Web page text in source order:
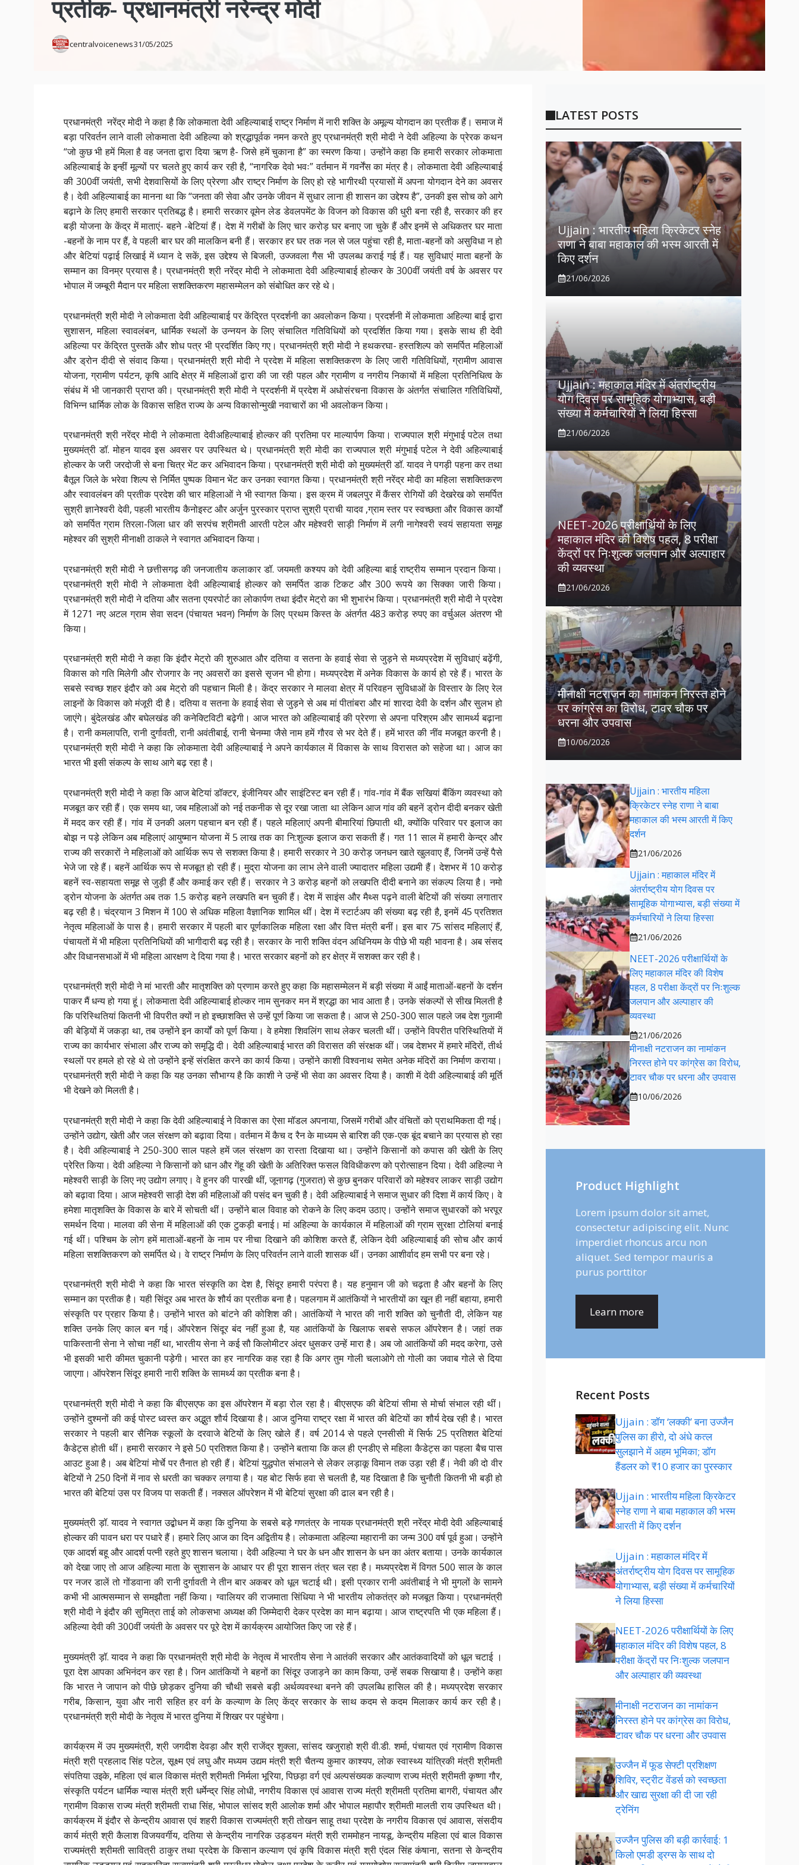
प्रतीक- प्रधानमंत्री नरेन्द्र मोदी
centralvoicenews31/05/2025
प्रधानमंत्री नरेंद्र मोदी ने कहा है कि लोकमाता देवी अहिल्याबाई राष्ट्र निर्माण में नारी शक्ति के अमूल्य योगदान का प्रतीक हैं। समाज में
बड़ा परिवर्तन लाने वाली लोकमाता देवी अहिल्या को श्रद्धापूर्वक नमन करते हुए प्रधानमंत्री श्री मोदी ने देवी अहिल्या के प्रेरक कथन
“जो कुछ भी हमें मिला है वह जनता द्वारा दिया ऋण है- जिसे हमें चुकाना है” का स्मरण किया। उन्होंने कहा कि हमारी सरकार लोकमाता
अहिल्याबाई के इन्हीं मूल्यों पर चलते हुए कार्य कर रही है, “नागरिक देवो भवः” वर्तमानमें गवर्नेंस का मंत्र है। लोकमाता देवी अहिल्याबाई
की 300वीं जयंती, सभी देशवासियों के लिए प्रेरणा और राष्ट्र निर्माण के लिए हो रहे भागीरथी प्रयासों में अपना योगदान देने का अवसर
है। देवी अहिल्याबाई का मानना था कि “जनता की सेवा और उनके जीवन में सुधार लाना ही शासन का उद्देश्य है”, उनकी इस सोच को आगे
बढ़ाने के लिए हमारी सरकार प्रतिबद्ध है। हमारी सरकार वूमेन लेड डेवलपमेंट के विजन को विकास की धुरी बना रही है, सरकार की हर
बड़ी योजना के केंद्र में माताएं- बहने -बेटियां हैं। देश में गरीबों के लिए चार करोड़ घर बनाए जा चुके हैं और इनमें से अधिकतर घर माता
-बहनों के नाम पर हैं, वे पहली बार घर की मालकिन बनी हैं। सरकार हर घर तक नल से जल पहुंचा रही है, माता-बहनों को असुविधा न हो
और बेटियां पढ़ाई लिखाई में ध्यान दे सकें, इस उद्देश्य से बिजली, उज्जवला गैस भी उपलब्ध कराई गई हैं। यह सुविधाएं माता बहनों के
सम्मान का विनम्र प्रयास है। प्रधानमंत्री श्री नरेंद्र मोदी ने लोकमाता देवी अहिल्याबाई होल्कर के 300वीं जयंती वर्ष के अवसर पर
भोपाल में जम्बूरी मैदान पर महिला सशक्तिकरण महासम्मेलन को संबोधित कर रहे थे।
प्रधानमंत्री श्री मोदी ने लोकमाता देवी अहिल्याबाई पर केंद्रित प्रदर्शनी का अवलोकन किया। प्रदर्शनी में लोकमाता अहिल्या बाई द्वारा
सुशासन, महिला स्वावलंबन, धार्मिक स्थलों के उन्नयन के लिए संचालित गतिविधियों को प्रदर्शित किया गया। इसके साथ ही देवी
अहिल्या पर केंद्रित पुस्तकें और शोध पत्र भी प्रदर्शित किए गए। प्रधानमंत्री श्री मोदी ने हथकरघा- हस्तशिल्प को समर्पित महिलाओं
और ड्रोन दीदी से संवाद किया। प्रधानमंत्री श्री मोदी ने प्रदेश में महिला सशक्तिकरण के लिए जारी गतिविधियों, ग्रामीण आवास
योजना, ग्रामीण पर्यटन, कृषि आदि क्षेत्र में महिलाओं द्वारा की जा रही पहल और ग्रामीण व नगरीय निकायों में महिला प्रतिनिधित्व के
संबंध में भी जानकारी प्राप्त की। प्रधानमंत्री श्री मोदी ने प्रदर्शनी में प्रदेश में अधोसंरचना विकास के अंतर्गत संचालित गतिविधियों,
विभिन्न धार्मिक लोक के विकास सहित राज्य के अन्य विकासोन्मुखी नवाचारों का भी अवलोकन किया।
प्रधानमंत्री श्री नरेंद्र मोदी ने लोकमाता देवीअहिल्याबाई होल्कर की प्रतिमा पर माल्यार्पण किया। राज्यपाल श्री मंगुभाई पटेल तथा
मुख्यमंत्री डॉ. मोहन यादव इस अवसर पर उपस्थित थे। प्रधानमंत्री श्री मोदी का राज्यपाल श्री मंगुभाई पटेल ने देवी अहिल्याबाई
होल्कर के जरी जरदोजी से बना चित्र भेंट कर अभिवादन किया। प्रधानमंत्री श्री मोदी को मुख्यमंत्री डॉ. यादव ने पगड़ी पहना कर तथा
बैतूल जिले के भरेवा शिल्प से निर्मित पुष्पक विमान भेंट कर उनका स्वागत किया। प्रधानमंत्री श्री नरेंद्र मोदी का महिला सशक्तिकरण
और स्वावलंबन की प्रतीक प्रदेश की चार महिलाओं ने भी स्वागत किया। इस क्रम में जबलपुर में कैंसर रोगियों की देखरेख को समर्पित
सुश्री ज्ञानेश्वरी देवी, पहली भारतीय कैनोइस्ट और अर्जुन पुरस्कार प्राप्त सुश्री प्राची यादव ,ग्राम स्तर पर स्वच्छता और विकास कार्यों
को समर्पित ग्राम तिरला-जिला धार की सरपंच श्रीमती आरती पटेल और महेश्वरी साड़ी निर्माण में लगी नागेश्वरी स्वयं सहायता समूह
महेश्वर की सुश्री मीनाक्षी ठाकले ने स्वागत अभिवादन किया।
प्रधानमंत्री श्री मोदी ने छत्तीसगढ़ की जनजातीय कलाकार डॉ. जयमती कश्यप को देवी अहिल्या बाई राष्ट्रीय सम्मान प्रदान किया।
प्रधानमंत्री श्री मोदी ने लोकमाता देवी अहिल्याबाई होल्कर को समर्पित डाक टिकट और 300 रूपये का सिक्का जारी किया।
प्रधानमंत्री श्री मोदी ने दतिया और सतना एयरपोर्ट का लोकार्पण तथा इंदौर मेट्रो का भी शुभारंभ किया। प्रधानमंत्री श्री मोदी ने प्रदेश
में 1271 नए अटल ग्राम सेवा सदन (पंचायत भवन) निर्माण के लिए प्रथम किस्त के अंतर्गत 483 करोड़ रुपए का वर्चुअल अंतरण भी
किया।
प्रधानमंत्री श्री मोदी ने कहा कि इंदौर मेट्रो की शुरुआत और दतिया व सतना के हवाई सेवा से जुड़ने से मध्यप्रदेश में सुविधाएं बढ़ेंगी,
विकास को गति मिलेगी और रोजगार के नए अवसरों का इससे सृजन भी होगा। मध्यप्रदेश में अनेक विकास के कार्य हो रहे हैं। भारत के
सबसे स्वच्छ शहर इंदौर को अब मेट्रो की पहचान मिली है। केंद्र सरकार ने मालवा क्षेत्र में परिवहन सुविधाओं के विस्तार के लिए रेल
लाइनों के विकास को मंजूरी दी है। दतिया व सतना के हवाई सेवा से जुड़ने से अब मां पीतांबरा और मां शारदा देवी के दर्शन और सुलभ हो
जाएंगे। बुंदेलखंड और बघेलखंड की कनेक्टिविटी बढ़ेगी। आज भारत को अहिल्याबाई की प्रेरणा से अपना परिश्रम और सामर्थ्य बढ़ाना
है। रानी कमलापति, रानी दुर्गावती, रानी अवंतीबाई, रानी चेनम्मा जैसे नाम हमें गौरव से भर देते हैं। हमें भारत की नींव मजबूत करनी है।
प्रधानमंत्री श्री मोदी ने कहा कि लोकमाता देवी अहिल्याबाई ने अपने कार्यकाल में विकास के साथ विरासत को सहेजा था। आज का
भारत भी इसी संकल्प के साथ आगे बढ़ रहा है।
प्रधानमंत्री श्री मोदी ने कहा कि आज बेटियां डॉक्टर, इंजीनियर और साइंटिस्ट बन रही हैं। गांव-गांव में बैंक सखियां बैंकिंग व्यवस्था को
मजबूत कर रही हैं। एक समय था, जब महिलाओं को नई तकनीक से दूर रखा जाता था लेकिन आज गांव की बहनें ड्रोन दीदी बनकर खेती
में मदद कर रही हैं। गांव में उनकी अलग पहचान बन रही हैं। पहले महिलाएं अपनी बीमारियां छिपाती थी, क्योंकि परिवार पर इलाज का
बोझ न पड़े लेकिन अब महिलाएं आयुष्मान योजना में 5 लाख तक का नि:शुल्क इलाज करा सकती हैं। गत 11 साल में हमारी केन्द्र और
राज्य की सरकारों ने महिलाओं को आर्थिक रूप से सशक्त किया है। हमारी सरकार ने 30 करोड़ जनधन खाते खुलवाए हैं, जिनमें उन्हें पैसे
भेजे जा रहे हैं। बहनें आर्थिक रूप से मजबूत हो रही हैं। मुद्रा योजना का लाभ लेने वाली ज्यादातर महिला उद्यमी हैं। देशभर में 10 करोड़
बहनें स्व-सहायता समूह से जुड़ी हैं और कमाई कर रही हैं। सरकार ने 3 करोड़ बहनों को लखपति दीदी बनाने का संकल्प लिया है। नमो
ड्रोन योजना के अंतर्गत अब तक 1.5 करोड़ बहने लखपति बन चुकी हैं। देश में साइंस और मैथ्स पढ़ने वाली बेटियों की संख्या लगातार
बढ़ रही है। चंद्रयान 3 मिशन में 100 से अधिक महिला वैज्ञानिक शामिल थीं। देश में स्टार्टअप की संख्या बढ़ रही है, इनमें 45 प्रतिशत
नेतृत्व महिलाओं के पास है। हमारी सरकार में पहली बार पूर्णकालिक महिला रक्षा और वित्त मंत्री बनीं। इस बार 75 सांसद महिलाएं हैं,
पंचायतों में भी महिला प्रतिनिधियों की भागीदारी बढ़ रही है। सरकार के नारी शक्ति वंदन अधिनियम के पीछे भी यही भावना है। अब संसद
और विधानसभाओं में भी महिला आरक्षण दे दिया गया है। भारत सरकार बहनों को हर क्षेत्र में सशक्त कर रही है।
प्रधानमंत्री श्री मोदी ने मां भारती और मातृशक्ति को प्रणाम करते हुए कहा कि महासम्मेलन में बड़ी संख्या में आईं माताओं-बहनों के दर्शन
पाकर मैं धन्य हो गया हूं। लोकमाता देवी अहिल्याबाई होल्कर नाम सुनकर मन में श्रद्धा का भाव आता है। उनके संकल्पों से सीख मिलती है
कि परिस्थितियां कितनी भी विपरीत क्यों न हो इच्छाशक्ति से उन्हें पूर्ण किया जा सकता है। आज से 250-300 साल पहले जब देश गुलामी
की बेड़ियों में जकड़ा था, तब उन्होंने इन कार्यों को पूर्ण किया। वे हमेशा शिवलिंग साथ लेकर चलती थीं। उन्होंने विपरीत परिस्थितियों में
राज्य का कार्यभार संभाला और राज्य को समृद्धि दी। देवी अहिल्याबाई भारत की विरासत की संरक्षक थीं। जब देशभर में हमारे मंदिरों, तीर्थ
स्थलों पर हमले हो रहे थे तो उन्होंने इन्हें संरक्षित करने का कार्य किया। उन्होंने काशी विश्वनाथ समेत अनेक मंदिरों का निर्माण कराया।
प्रधामनंत्री श्री मोदी ने कहा कि यह उनका सौभाग्य है कि काशी ने उन्हें भी सेवा का अवसर दिया है। काशी में देवी अहिल्याबाई की मूर्ति
भी देखने को मिलती है।
प्रधानमंत्री श्री मोदी ने कहा कि देवी अहिल्याबाई ने विकास का ऐसा मॉडल अपनाया, जिसमें गरीबों और वंचितों को प्राथमिकता दी गई।
उन्होंने उद्योग, खेती और जल संरक्षण को बढ़ावा दिया। वर्तमान में कैच द रैन के माध्यम से बारिश की एक-एक बूंद बचाने का प्रयास हो रहा
है। देवी अहिल्याबाई ने 250-300 साल पहले हमें जल संरक्षण का रास्ता दिखाया था। उन्होंने किसानों को कपास की खेती के लिए
प्रेरित किया। देवी अहिल्या ने किसानों को धान और गेंहू की खेती के अतिरिक्त फसल विविधीकरण को प्रोत्साहन दिया। देवी अहिल्या ने
महेश्वरी साड़ी के लिए नए उद्योग लगाए। वे हुनर की पारखी थीं, जूनागढ़ (गुजरात) से कुछ बुनकर परिवारों को महेश्वर लाकर साड़ी उद्योग
को बढ़ावा दिया। आज महेश्वरी साड़ी देश की महिलाओं की पसंद बन चुकी है। देवी अहिल्याबाई ने समाज सुधार की दिशा में कार्य किए। वे
हमेशा मातृशक्ति के विकास के बारे में सोचती थीं। उन्होंने बाल विवाह को रोकने के लिए कदम उठाए। उन्होंने समाज सुधारकों को भरपूर
समर्थन दिया। मालवा की सेना में महिलाओं की एक टुकड़ी बनाई। मां अहिल्या के कार्यकाल में महिलाओं की ग्राम सुरक्षा टोलियां बनाई
गई थीं। पश्चिम के लोग हमें माताओं-बहनों के नाम पर नीचा दिखाने की कोशिश करते हैं, लेकिन देवी अहिल्याबाई की सोच और कार्य
महिला सशक्तिकरण को समर्पित थे। वे राष्ट्र निर्माण के लिए परिवर्तन लाने वाली शासक थीं। उनका आशीर्वाद हम सभी पर बना रहे।
प्रधानमंत्री श्री मोदी ने कहा कि भारत संस्कृति का देश है, सिंदूर हमारी परंपरा है। यह हनुमान जी को चढ़ता है और बहनों के लिए
सम्मान का प्रतीक है। यही सिंदूर अब भारत के शौर्य का प्रतीक बना है। पहलगाम में आतंकियों ने भारतीयों का खून ही नहीं बहाया, हमारी
संस्कृति पर प्रहार किया है। उन्होंने भारत को बांटने की कोशिश की। आतंकियों ने भारत की नारी शक्ति को चुनौती दी, लेकिन यह
शक्ति उनके लिए काल बन गई। ऑपरेशन सिंदूर बंद नहीं हुआ है, यह आतंकियों के खिलाफ सबसे सफल ऑपरेशन है। जहां तक
पाकिस्तानी सेना ने सोचा नहीं था, भारतीय सेना ने कई सौ किलोमीटर अंदर धुसकर उन्हें मारा है। अब जो आतंकियों की मदद करेगा, उसे
भी इसकी भारी कीमत चुकानी पड़ेगी। भारत का हर नागरिक कह रहा है कि अगर तुम गोली चलाओगे तो गोली का जवाब गोले से दिया
जाएगा। ऑपरेशन सिंदूर हमारी नारी शक्ति के सामर्थ्य का प्रतीक बना है।
प्रधानमंत्री श्री मोदी ने कहा कि बीएसएफ का इस ऑपरेशन में बड़ा रोल रहा है। बीएसएफ की बेटियां सीमा से मोर्चा संभाल रही थीं।
उन्होंने दुश्मनों की कई पोस्ट ध्वस्त कर अद्भुत शौर्य दिखाया है। आज दुनिया राष्ट्र रक्षा में भारत की बेटियों का शौर्य देख रही है। भारत
सरकार ने पहली बार सैनिक स्कूलों के दरवाजे बेटियों के लिए खोले हैं। वर्ष 2014 से पहले एनसीसी में सिर्फ 25 प्रतिशत बेटियां
कैडेट्स होती थीं। हमारी सरकार ने इसे 50 प्रतिशत किया है। उन्होंने बताया कि कल ही एनडीए से महिला कैडेट्स का पहला बैच पास
आउट हुआ है। अब बेटियां मोर्चे पर तैनात हो रही हैं। बेटियां युद्धपोत संभालने से लेकर लड़ाकू विमान तक उड़ा रही हैं। नेवी की दो वीर
बेटियों ने 250 दिनों में नाव से धरती का चक्कर लगाया है। यह बोट सिर्फ हवा से चलती है, यह दिखाता है कि चुनौती कितनी भी बड़ी हो
भारत की बेटियां उस पर विजय पा सकती हैं। नक्सल ऑपरेशन में भी बेटियां सुरक्षा की ढाल बन रही है।
मुख्यमंत्री ड़ॉ. यादव ने स्वागत उद्बोधन में कहा कि दुनिया के सबसे बड़े गणतंत्र के नायक प्रधानमंत्री श्री नरेंद्र मोदी देवी अहिल्याबाई
होल्कर की पावन धरा पर पधारे हैं। हमारे लिए आज का दिन अद्वितीय है। लोकमाता अहिल्या महारानी का जन्म 300 वर्ष पूर्व हुआ। उन्होंने
एक आदर्श बहू और आदर्श पत्नी रहते हुए शासन चलाया। देवी अहिल्या ने घर के धन और शासन के धन का अंतर बताया। उनके कार्यकाल
को देखा जाए तो आज अहिल्या माता के सुशासन के आधार पर ही पूरा शासन तंत्र चल रहा है। मध्यप्रदेश में विगत 500 साल के काल
पर नजर डालें तो गोंडवाना की रानी दुर्गावती ने तीन बार अकबर को धूल चटाई थी। इसी प्रकार रानी अवंतीबाई ने भी मुगलों के सामने
कभी भी आत्मसम्मान से समझौता नहीं किया। ग्वालियर की राजमाता सिंधिया ने भी भारतीय लोकतंत्र को मजबूत किया। प्रधानमंत्री
श्री मोदी ने इंदौर की सुमित्रा ताई को लोकसभा अध्यक्ष की जिम्मेदारी देकर प्रदेश का मान बढ़ाया। आज राष्ट्रपति भी एक महिला हैं।
अहिल्या देवी की 300वीं जयंती के अवसर पर पूरे देश में कार्यक्रम आयोजित किए जा रहे हैं।
मुख्यमंत्री ड़ॉ. यादव ने कहा कि प्रधानमंत्री श्री मोदी के नेतृत्व में भारतीय सेना ने आतंकी सरकार और आतंकवादियों को धूल चटाई ।
पूरा देश आपका अभिनंदन कर रहा है। जिन आतंकियों ने बहनों का सिंदूर उजाड़ने का काम किया, उन्हें सबक सिखाया है। उन्होंने कहा
कि भारत ने जापान को पीछे छोड़कर दुनिया की चौथी सबसे बड़ी अर्थव्यवस्था बनने की उपलब्धि हासिल की है। मध्यप्रदेश सरकार
गरीब, किसान, युवा और नारी सहित हर वर्ग के कल्याण के लिए केंद्र सरकार के साथ कदम से कदम मिलाकर कार्य कर रही है।
प्रधानमंत्री श्री मोदी के नेतृत्व में भारत दुनिया में शिखर पर पहुंचेगा।
कार्यक्रम में उप मुख्यमंत्री, श्री जगदीश देवड़ा और श्री राजेंद्र शुक्ला, सांसद खजुराहो श्री वी.डी. शर्मा, पंचायत एवं ग्रामीण विकास
मंत्री श्री प्रहलाद सिंह पटेल, सूक्ष्म एवं लघु और मध्यम उद्यम मंत्री श्री चैतन्य कुमार काश्यप, लोक स्वास्थ्य यांत्रिकी मंत्री श्रीमती
संपतिया उइके, महिला एवं बाल विकास मंत्री श्रीमती निर्मला भूरिया, पिछड़ा वर्ग एवं अल्पसंख्यक कल्याण राज्य मंत्री श्रीमती कृष्णा गौर,
संस्कृति पर्यटन धार्मिक न्यास मंत्री श्री धर्मेन्द्र सिंह लोधी, नगरीय विकास एवं आवास राज्य मंत्री श्रीमती प्रतिमा बागरी, पंचायत और
ग्रामीण विकास राज्य मंत्री श्रीमती राधा सिंह, भोपाल सांसद श्री आलोक शर्मा और भोपाल महापौर श्रीमती मालती राय उपस्थित थी।
कार्यक्रम में इंदौर से केन्द्रीय आवास एवं शहरी विकास राज्यमंत्री श्री तोखन साहू तथा प्रदेश के नगरीय विकास एवं आवास, संसदीय
कार्य मंत्री श्री कैलाश विजयवर्गीय, दतिया से केन्द्रीय नागरिक उड्डयन मंत्री श्री राममोहन नायडू, केन्द्रीय महिला एवं बाल विकास
राज्यमंत्री श्रीमती सावित्री ठाकुर तथा प्रदेश के किसान कल्याण एवं कृषि विकास मंत्री श्री एंदल सिंह कंषाना, सतना से केन्द्रीय
LATEST POSTS
Ujjain : भारतीय महिला क्रिकेटर स्नेह
राणा ने बाबा महाकाल की भस्म आरती में
किए दर्शन
21/06/2026
Ujjain : महाकाल मंदिर में अंतर्राष्ट्रीय
योग दिवस पर सामूहिक योगाभ्यास, बड़ी
संख्या में कर्मचारियों ने लिया हिस्सा
21/06/2026
NEET-2026 परीक्षार्थियों के लिए
महाकाल मंदिर की विशेष पहल, 8 परीक्षा
केंद्रों पर निःशुल्क जलपान और अल्पाहार
की व्यवस्था
21/06/2026
मीनाक्षी नटराजन का नामांकन निरस्त होने
पर कांग्रेस का विरोध, टावर चौक पर
धरना और उपवास
10/06/2026
Ujjain : भारतीय महिला
क्रिकेटर स्नेह राणा ने बाबा
महाकाल की भस्म आरती में किए
दर्शन
21/06/2026
Ujjain : महाकाल मंदिर में
अंतर्राष्ट्रीय योग दिवस पर
सामूहिक योगाभ्यास, बड़ी संख्या में
कर्मचारियों ने लिया हिस्सा
21/06/2026
NEET-2026 परीक्षार्थियों के
लिए महाकाल मंदिर की विशेष
पहल, 8 परीक्षा केंद्रों पर निःशुल्क
जलपान और अल्पाहार की
व्यवस्था
21/06/2026
मीनाक्षी नटराजन का नामांकन
निरस्त होने पर कांग्रेस का विरोध,
टावर चौक पर धरना और उपवास
10/06/2026
Product Highlight
Lorem ipsum dolor sit amet,
consectetur adipiscing elit. Nunc
imperdiet rhoncus arcu non
aliquet. Sed tempor mauris a
purus porttitor
Learn more
Recent Posts
Ujjain : डॉग ‘लक्की’ बना उज्जैन
पुलिस का हीरो, दो अंधे कत्ल
सुलझाने में अहम भूमिका; डॉग
हैंडलर को ₹10 हजार का पुरस्कार
Ujjain : भारतीय महिला क्रिकेटर
स्नेह राणा ने बाबा महाकाल की भस्म
आरती में किए दर्शन
Ujjain : महाकाल मंदिर में
अंतर्राष्ट्रीय योग दिवस पर सामूहिक
योगाभ्यास, बड़ी संख्या में कर्मचारियों
ने लिया हिस्सा
NEET-2026 परीक्षार्थियों के लिए
महाकाल मंदिर की विशेष पहल, 8
परीक्षा केंद्रों पर निःशुल्क जलपान
और अल्पाहार की व्यवस्था
मीनाक्षी नटराजन का नामांकन
निरस्त होने पर कांग्रेस का विरोध,
टावर चौक पर धरना और उपवास
उज्जैन में फूड सेफ्टी प्रशिक्षण
शिविर, स्ट्रीट वेंडर्स को स्वच्छता
और खाद्य सुरक्षा की दी जा रही
ट्रेनिंग
उज्जैन पुलिस की बड़ी कार्रवाई: 1
किलो एमडी ड्रग्स के साथ दो